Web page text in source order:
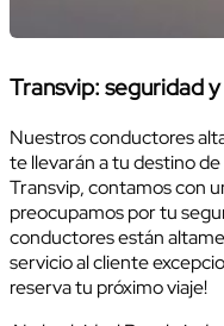
Transvip: seguridad
Nuestros conductores
te llevarán a tu destino
Transvip, contamos con
preocupamos por tu
conductores están
servicio al cliente
reserva tu próximo viaje!